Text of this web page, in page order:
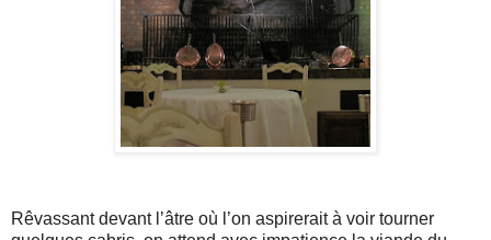
Rêvassant devant l’âtre où l’on aspirerait à voir tourner